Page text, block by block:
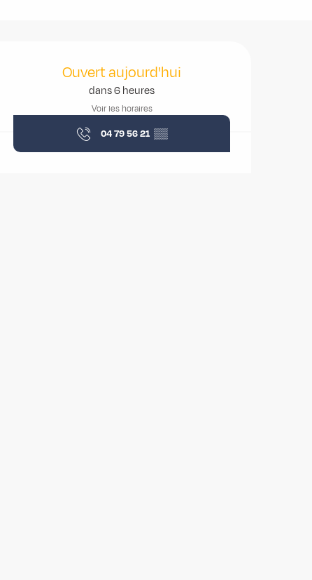
Ouverture et coordonnées
Ouvert aujourd'hui
dans 6 heures
Voir les horaires
04 79 56 21 ▒▒